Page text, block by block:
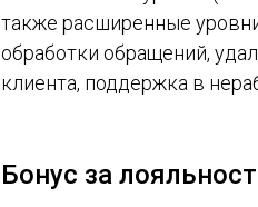
также расширенные
обработки обращений,
клиента, поддержка в
Бонус за